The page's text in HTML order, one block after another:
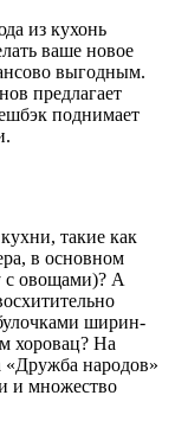
из кухонь
ваше новое
выгодным.
предлагает
поднимает
такие как
в основном
с овощами)? А
ширин-
хоровац? На
«Дружба народов»
и множество